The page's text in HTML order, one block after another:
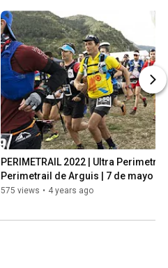
PERIMETRAIL 2022 | Ultra
Perimetrail de Arguis | 7 de mayo
575 views • 4 years ago